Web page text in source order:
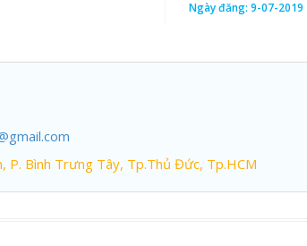
Ngày đăng:9-07-2019
P. Bình Trưng Tây, Tp.Thủ Đức, Tp.HCM